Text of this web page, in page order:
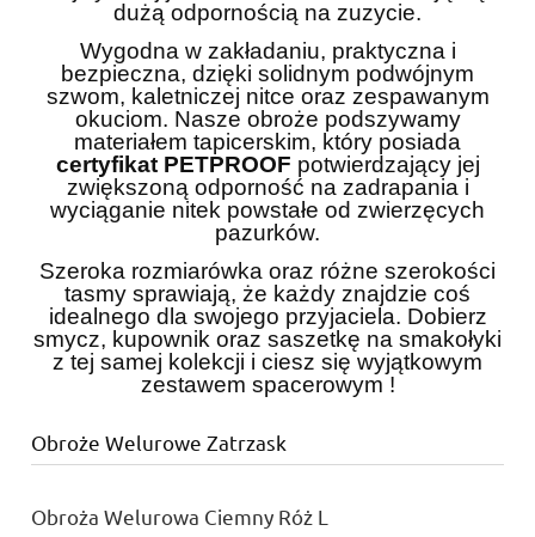
dużą odpornością na zuzycie.
Wygodna w zakładaniu, praktyczna i
bezpieczna, dzięki solidnym podwójnym
szwom, kaletniczej nitce oraz zespawanym
okuciom. Nasze obroże podszywamy
materiałem tapicerskim, który posiada
certyfikat PETPROOF potwierdzający jej
zwiększoną odporność na zadrapania i
wyciąganie nitek powstałe od zwierzęcych
pazurków.
Szeroka rozmiarówka oraz różne szerokości
tasmy sprawiają, że każdy znajdzie coś
idealnego dla swojego przyjaciela. Dobierz
smycz, kupownik oraz saszetkę na smakołyki
z tej samej kolekcji i ciesz się wyjątkowym
zestawem spacerowym !
Obroże Welurowe Zatrzask
Obroża Welurowa Ciemny Róż L